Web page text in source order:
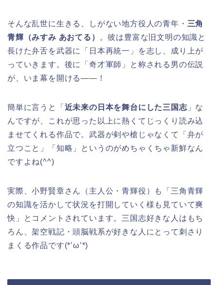
そんな乱世に生きる、しがない地方役人の青年・ 三角
青輝（みすみ あおてる） 。彼は豊富な旧文明の知識と
長けた弁舌を武器に「日本再統一」を志し、成り上が
っていきます。後に「奇才軍師」と称される男の伝説
が、いま幕を開ける——！
簡単に言うと「 近未来の日本を舞台にした三国志」な
んですが、これが思った以上に熱くてじっくり読み込
ませてくれる作品で。武器が剣や槍じゃなくて「弁が
立つこと」「知略」というのがめちゃくちゃ新鮮なん
ですよね(^^)
実際、小野賢章さん（主人公・青輝役）も「三角青輝
の知識を活かして状況を打開していく様も見ていて爽
快」とコメントされています。三国志好きな人はもち
ろん、架空戦記・頭脳戦系が好きな人にとって刺さり
まくる作品です(*’ω’*)